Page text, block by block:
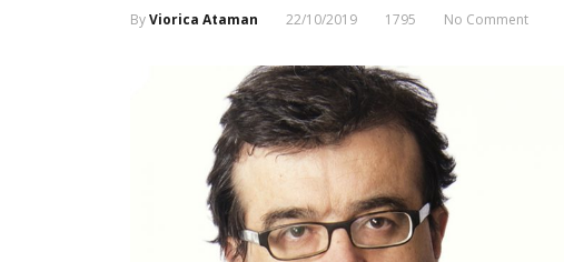
ByViorica Ataman 22/10/2019 1795 No Comment